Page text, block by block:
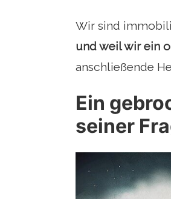
Wir sind
und weil wir ein
anschließende
Ein
seiner